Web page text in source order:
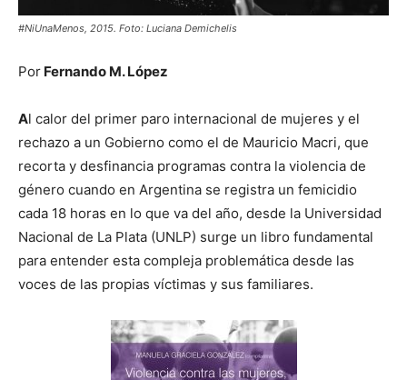
#NiUnaMenos, 2015. Foto: Luciana Demichelis
Por Fernando M. López
Al calor del primer paro internacional de mujeres y el
rechazo a un Gobierno como el de Mauricio Macri, que
recorta y desfinancia programas contra la violencia de
género cuando en Argentina se registra un femicidio
cada 18 horas en lo que va del año, desde la Universidad
Nacional de La Plata (UNLP) surge un libro fundamental
para entender esta compleja problemática desde las
voces de las propias víctimas y sus familiares.